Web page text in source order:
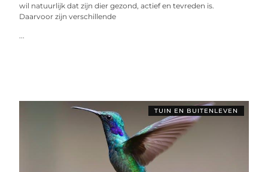
wil natuurlijk dat zijn dier gezond, actief en tevreden is.
Daarvoor zijn verschillende
...
TUIN EN BUITENLEVEN